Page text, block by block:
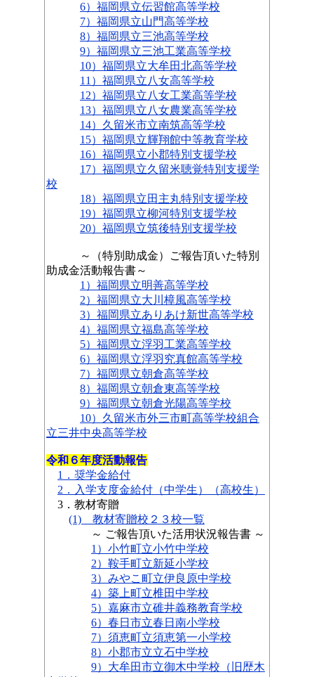
6）福岡県立伝習館高等学校
7）福岡県立山門高等学校
8）福岡県立三池高等学校
9）福岡県立三池工業高等学校
10）福岡県立大牟田北高等学校
11）福岡県立八女高等学校
12）福岡県立八女工業高等学校
13）福岡県立八女農業高等学校
14）久留米市立南筑高等学校
15）福岡県立輝翔館中等教育学校
16）福岡県立小郡特別支援学校
17）福岡県立久留米聴覚特別支援学
校
18）福岡県立田主丸特別支援学校
19）福岡県立柳河特別支援学校
20）福岡県立筑後特別支援学校
～（特別助成金）ご報告頂いた特別
助成金活動報告書～
1）福岡県立明善高等学校
2）福岡県立大川樟風高等学校
3）福岡県立ありあけ新世高等学校
4）福岡県立福島高等学校
5）福岡県立浮羽工業高等学校
6）福岡県立浮羽究真館高等学校
7）福岡県立朝倉高等学校
8）福岡県立朝倉東高等学校
9）福岡県立朝倉光陽高等学校
10）久留米市外三市町高等学校組合
立三井中央高等学校
令和６年度活動報告
1．奨学金給付
2．入学支度金給付（中学生）
（高校生）
3．教材寄贈
(1) 教材寄贈校２３校一覧
～ ご報告頂いた活用状況報告書 ～
1）小竹町立小竹中学校
2）鞍手町立新延小学校
3）みやこ町立伊良原中学校
4）築上町立椎田中学校
5）嘉麻市立碓井義務教育学校
6）春日市立春日南小学校
7）須恵町立須恵第一小学校
8）小郡市立立石中学校
9）大牟田市立御木中学校（旧歴木